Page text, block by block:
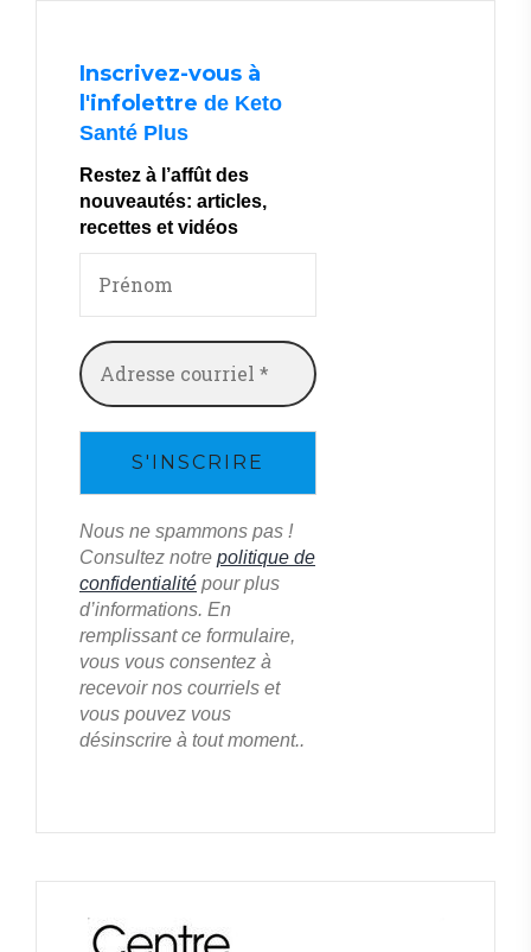
Inscrivez-vous à
l'infolettre de Keto
Santé Plus
Restez à l’affût des
nouveautés: articles,
recettes et vidéos
Nous ne spammons pas !
Consultez notre politique de
confidentialité pour plus
d’informations. En
remplissant ce formulaire,
vous vous consentez à
recevoir nos courriels et
vous pouvez vous
désinscrire à tout moment..